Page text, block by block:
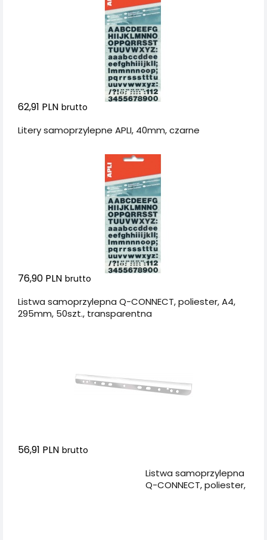
62,91 PLN brutto
Litery samoprzylepne APLI, 40mm, czarne
76,90 PLN brutto
Listwa samoprzylepna Q-CONNECT, poliester, A4,
295mm, 50szt., transparentna
56,91 PLN brutto
Listwa samoprzylepna
Q-CONNECT, poliester,